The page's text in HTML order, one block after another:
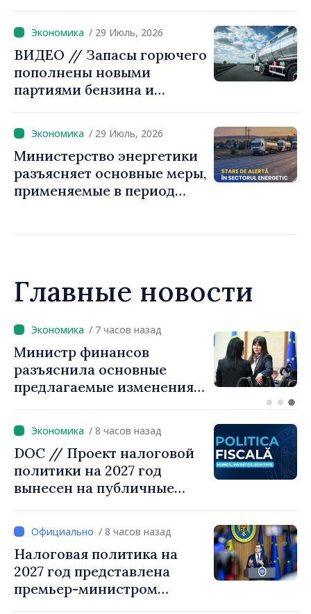
/ 29 Июль, 2026
ВИДЕО // Запасы горючего
пополнены новыми
партиями бензина и
/ 29 Июль, 2026
Министерство энергетики
разъясняет основные меры,
применяемые в период
Главные новости
/ 7 часов назад
Премьер-министр Василе
Тофан провёл телефонный
разговор с болгарским
Радевым
/ 8 часов назад
DOC // Проект налоговой
политики на 2027 год
вынесен на публичные
/ 8 часов назад
Налоговая политика на
2027 год представлена
премьер-министром